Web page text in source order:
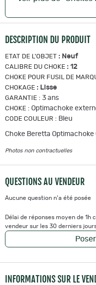
DESCRIPTION DU PRODUIT
ETAT DE L'OBJET : Neuf
CALIBRE DU CHOKE : 12
CHOKE POUR FUSIL DE
CHOKAGE : Lisse
GARANTIE : 3 ans
CHOKE : Optimachoke
CODE COULEUR : Bleu
Choke Beretta Optimachoke
Photos non contractuelles
QUESTIONS AU VENDEUR
Aucune question n'a été posée
Délai de réponses moyen de 1h
vendeur sur les 30 derniers
INFORMATIONS SUR LE